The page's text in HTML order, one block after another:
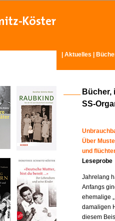
Aktuelles
Bücher,
SS-
Über
und
Leseprobe
Jahrelang
Anfangs
ehemalige
damaligen
diesem